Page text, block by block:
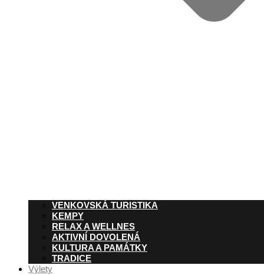
VENKOVSKÁ TURISTIKA
KEMPY
RELAX A WELLNES
AKTIVNÍ DOVOLENÁ
KULTURA A PAMÁTKY
TRADICE
Výlety